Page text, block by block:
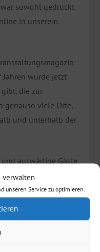
verwalten
unseren Service zu optimieren.
sowohl gedruckt
in unserem
wurde jetzt
gibt, die zur
genauso viele Orte,
und unterhalb der
auswärtige Gäste
auch
bieten. Diese
Sommer über
der Region
Erleben